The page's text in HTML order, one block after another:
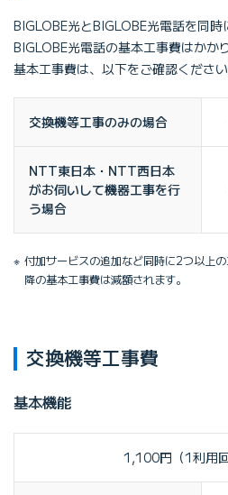
BIGLOBE光とBIGLOBE光電話を同時
BIGLOBE光電話の基本工事費はかか
基本工事費は、以下をご確認ください
交換機等工事のみの場合
NTT東日本・NTT西日本
がお伺いして機器工事を行
う場合
付加サービスの追加など同時に2つ以上
降の基本工事費は減額されます。
交換機等工事費
基本機能
1,100円（1利用回